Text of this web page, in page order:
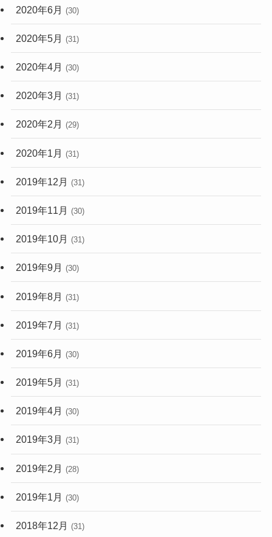
2020年6月 (30)
2020年5月 (31)
2020年4月 (30)
2020年3月 (31)
2020年2月 (29)
2020年1月 (31)
2019年12月 (31)
2019年11月 (30)
2019年10月 (31)
2019年9月 (30)
2019年8月 (31)
2019年7月 (31)
2019年6月 (30)
2019年5月 (31)
2019年4月 (30)
2019年3月 (31)
2019年2月 (28)
2019年1月 (30)
2018年12月 (31)